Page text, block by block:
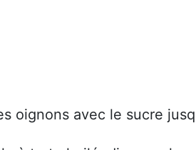
oignons avec le sucre